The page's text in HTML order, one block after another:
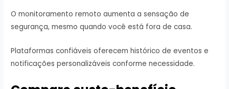
O monitoramento remoto aumenta a sensação de
segurança, mesmo quando você está fora de casa.
Plataformas confiáveis oferecem histórico de eventos e
notificações personalizáveis conforme necessidade.